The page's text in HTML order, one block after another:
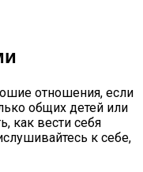
отношения, если
общих детей или
как вести себя
к себе,